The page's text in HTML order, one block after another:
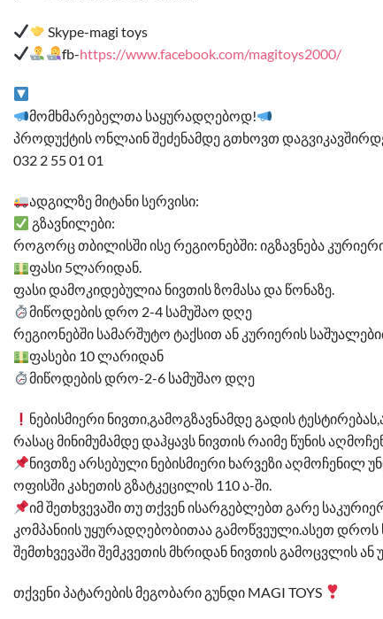
Skype-magi toys
fb-https://www.facebook.com/magitoys2000/
მომხმარებელთა საყურადღებოდ!
პროდუქტის ონლაინ შეძენამდე გთხოვთ
032 2 55 01 01
ადგილზე მიტანი სერვისი:
გზავნილები:
როგორც თბილისში ისე რეგიონებში: იგზავნება
ფასი 5ლარიდან.
ფასი დამოკიდებულია ნივთის ზომასა და წონაზე.
მიწოდების დრო 2-4 სამუშაო დღე
რეგიონებში სამარშუტო ტაქსით ან კურიერის
ფასები 10 ლარიდან
მიწოდების დრო-2-6 სამუშაო დღე
ნებისმიერი ნივთი,გამოგზავნამდე გადის
რასაც მინიმუმამდე დაჰყავს ნივთის რაიმე წუნის
ნივთზე არსებული ნებისმიერი ხარვეზი აღმოჩენილ
ოფისში კახეთის გზატკეცილის 110 ა-ში.
იმ შეთხვევაში თუ თქვენ ისარგებლებთ გარე
კომპანიის უყურადღებობითაა გამოწვეული.ასეთ
შემთხვევაში შემკვეთის მხრიდან ნივთის გამოცვლის
თქვენი პატარების მეგობარი გუნდი MAGI TOYS